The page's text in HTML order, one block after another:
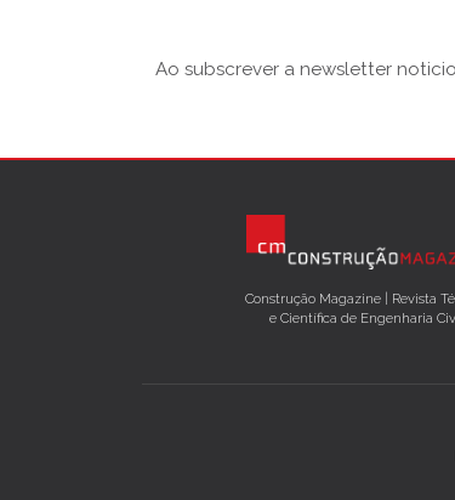
Ao subscrever a newsletter
Construção Magazine | Revista
e Científica de Engenharia